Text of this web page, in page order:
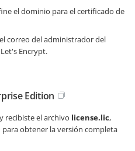
el dominio para el certificado de
correo del administrador del
Encrypt.
Edition
y recibiste el archivo license.lic,
obtener la versión completa